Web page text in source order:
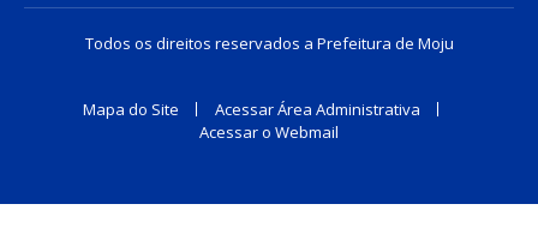
Todos os direitos reservados a Prefeitura de Moju
Mapa do Site
Acessar Área Administrativa
Acessar o Webmail